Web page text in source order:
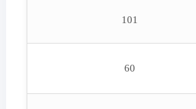
101
60